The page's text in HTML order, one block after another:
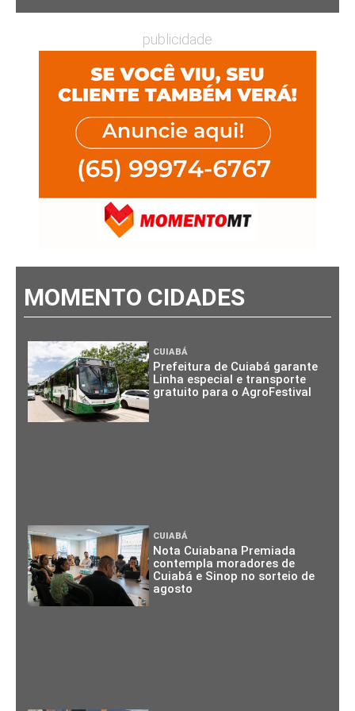
publicidade
MOMENTO CIDADES
CUIABÁ
Prefeitura de Cuiabá garante
Linha especial e transporte
gratuito para o AgroFestival
CUIABÁ
Nota Cuiabana Premiada
contempla moradores de
Cuiabá e Sinop no sorteio de
agosto